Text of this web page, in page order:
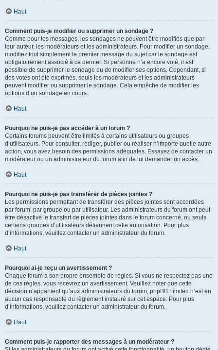
Haut
Comment puis-je modifier ou supprimer un sondage ?
Comme pour les messages, les sondages ne peuvent être modifiés que par
leur auteur, les modérateurs et les administrateurs. Pour modifier un sondage,
modifiez tout simplement le premier message du sujet car le sondage est
obligatoirement associé à ce dernier. Si personne n’a encore voté, il est
possible de supprimer le sondage ou de modifier ses options. Cependant, si
des votes ont été exprimés, seuls les modérateurs et les administrateurs
peuvent modifier ou supprimer le sondage. Cela empêche de modifier les
options d’un sondage en cours.
Haut
Pourquoi ne puis-je pas accéder à un forum ?
Certains forums peuvent être limités à certains utilisateurs ou groupes
d’utilisateurs. Pour consulter, rédiger, publier ou réaliser n’importe quelle autre
action, vous avez besoin des permissions adéquates. Essayez de contacter un
modérateur ou un administrateur du forum afin de lui demander un accès.
Haut
Pourquoi ne puis-je pas transférer de pièces jointes ?
Les permissions permettant de transférer des pièces jointes sont accordées
par forum, par groupe ou par utilisateur. Les administrateurs du forum ont peut-
être désactivé le transfert de pièces jointes dans le forum concerné, ou seuls
certains groupes d’utilisateurs détiennent cette autorisation. Pour plus
d’informations, veuillez contacter un administrateur du forum.
Haut
Pourquoi ai-je reçu un avertissement ?
Chaque forum a son propre ensemble de règles. Si vous ne respectez pas une
de ces règles, vous recevrez un avertissement. Veuillez noter que cette
décision n’appartient qu’aux administrateurs du forum, phpBB Limited n’est en
aucun cas responsable du règlement instauré sur cet espace. Pour plus
d’informations, veuillez contacter un administrateur du forum.
Haut
Comment puis-je rapporter des messages à un modérateur ?